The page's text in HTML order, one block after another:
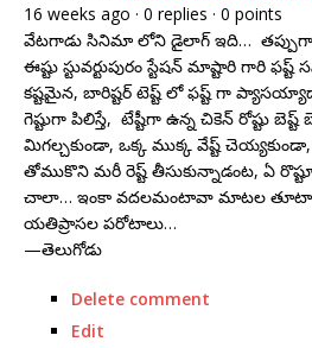
16 weeks ago · 0 replies · 0 points
వేటగాడు సినిమా లోని డైలాగ్ ఇది… తప్పుగా
ఈష్టు స్టువర్టుపురం స్టేషన్ మాష్టారి గారి
కష్టమైన, బారిష్టర్ టెష్ట్ లో ఫష్ట్ గా
గెష్టుగా పిలిస్తే, టేష్టీగా ఉన్న చికెన్ రోష్టు
మిగల్చకుండా, ఒక్క ముక్క వేష్ట్ చెయ్యకుండా,
తోముకొని మరీ రెష్ట్ తీసుకున్నాడంట, ఏ
చాలా… ఇంకా వదలమంటావా మాటల
యతిప్రాసల పరోటాలు…
—తెలుగోడు
Delete comment
Edit